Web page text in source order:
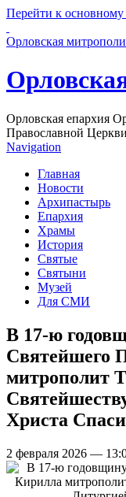
Перейти к
Орловская
Орловская епархия
Православной Церкви
Navigation
Главная
Новости
Архипастырь
Епархия
Храмы
История
Святые
Святыни
Музей
Для СМИ
В 17-ю
Святейшего
митрополит
Христа
2 февраля 2026 —